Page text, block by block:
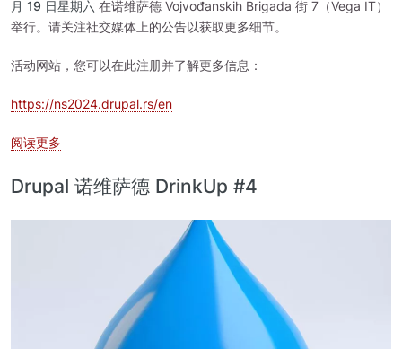
月 19 日星期六 在诺维萨德 Vojvođanskih Brigada 街 7（Vega IT）
举行。请关注社交媒体上的公告以获取更多细节。
活动网站，您可以在此注册并了解更多信息：
https://ns2024.drupal.rs/en
阅读更多
Drupal 诺维萨德 DrinkUp #4